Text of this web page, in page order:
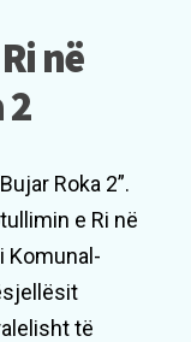
në
2
Roka 2”.
e Ri në
Komunal-
të